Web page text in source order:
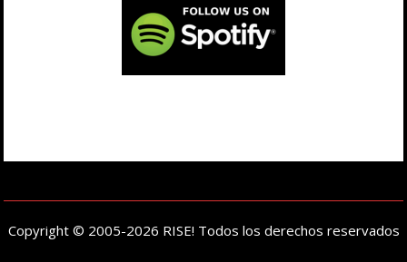
Copyright © 2005-2026 RISE! Todos los derechos reservados